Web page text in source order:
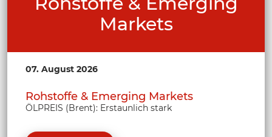
Markets
07. August 2026
Rohstoffe & Emerging Markets
ÖLPREIS (Brent): Erstaunlich stark